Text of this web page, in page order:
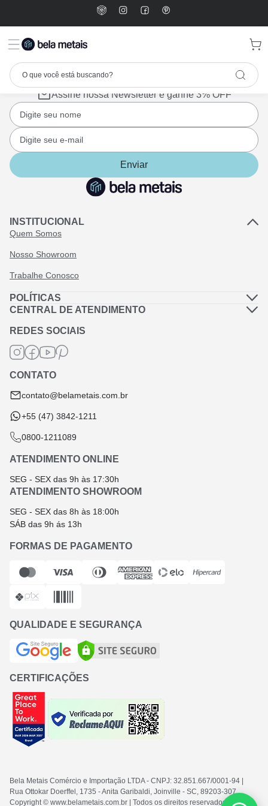
Assine nossa Newsletter e ganhe 3% OFF
Enviar
INSTITUCIONAL
Quem Somos
Nosso Showroom
Trabalhe Conosco
POLÍTICAS
Política de Privacidade
Política de Frete
Termos de Garantia
Termos e Condições
Troca e Devolução
CENTRAL DE ATENDIMENTO
Fale Conosco
REDES SOCIAIS
CONTATO
contato@belametais.com.br
+55 (47) 3842-1211
0800-1211089
ATENDIMENTO ONLINE
SEG - SEX das 9h às 17:30h
ATENDIMENTO SHOWROOM
SEG - SEX das 8h às 18:00h
SÁB das 9h ás 13h
FORMAS DE PAGAMENTO
QUALIDADE E SEGURANÇA
CERTIFICAÇÕES
Bela Metais Comércio e Importação LTDA- CNPJ: 32.851.667/0001-94
Rua Ottokar Doerffel, 1735 - Anita Garibaldi, Joinville - SC, 89203-307
Copyright © www.belametais.com.br | Todos os direitos reservados